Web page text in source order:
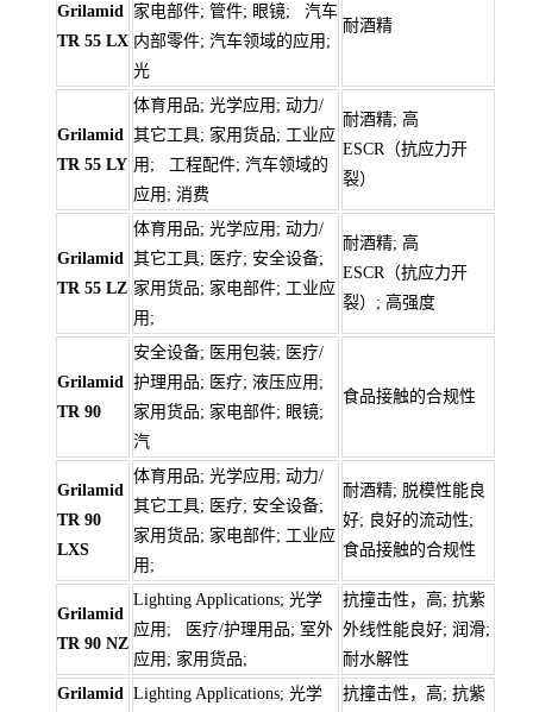
Grilamid
TR 55 LX
家电部件; 管件; 眼镜; 汽车
内部零件; 汽车领域的应用;
光
耐酒精
Grilamid
TR 55 LY
体育用品; 光学应用; 动力/
其它工具; 家用货品; 工业应
用; 工程配件; 汽车领域的
应用; 消费
耐酒精; 高
ESCR（抗应力开
裂）
Grilamid
TR 55 LZ
体育用品; 光学应用; 动力/
其它工具; 医疗; 安全设备;
家用货品; 家电部件; 工业应
用;
耐酒精; 高
ESCR（抗应力开
裂）; 高强度
Grilamid
TR 90
安全设备; 医用包装; 医疗/
护理用品; 医疗; 液压应用;
家用货品; 家电部件; 眼镜;
汽
食品接触的合规性
Grilamid
TR 90
LXS
体育用品; 光学应用; 动力/
其它工具; 医疗; 安全设备;
家用货品; 家电部件; 工业应
用;
耐酒精; 脱模性能良
好; 良好的流动性;
食品接触的合规性
Grilamid
TR 90 NZ
Lighting Applications; 光学
应用; 医疗/护理用品; 室外
应用; 家用货品;
抗撞击性，高; 抗紫
外线性能良好; 润滑;
耐水解性
Grilamid
Lighting Applications; 光学
抗撞击性，高; 抗紫